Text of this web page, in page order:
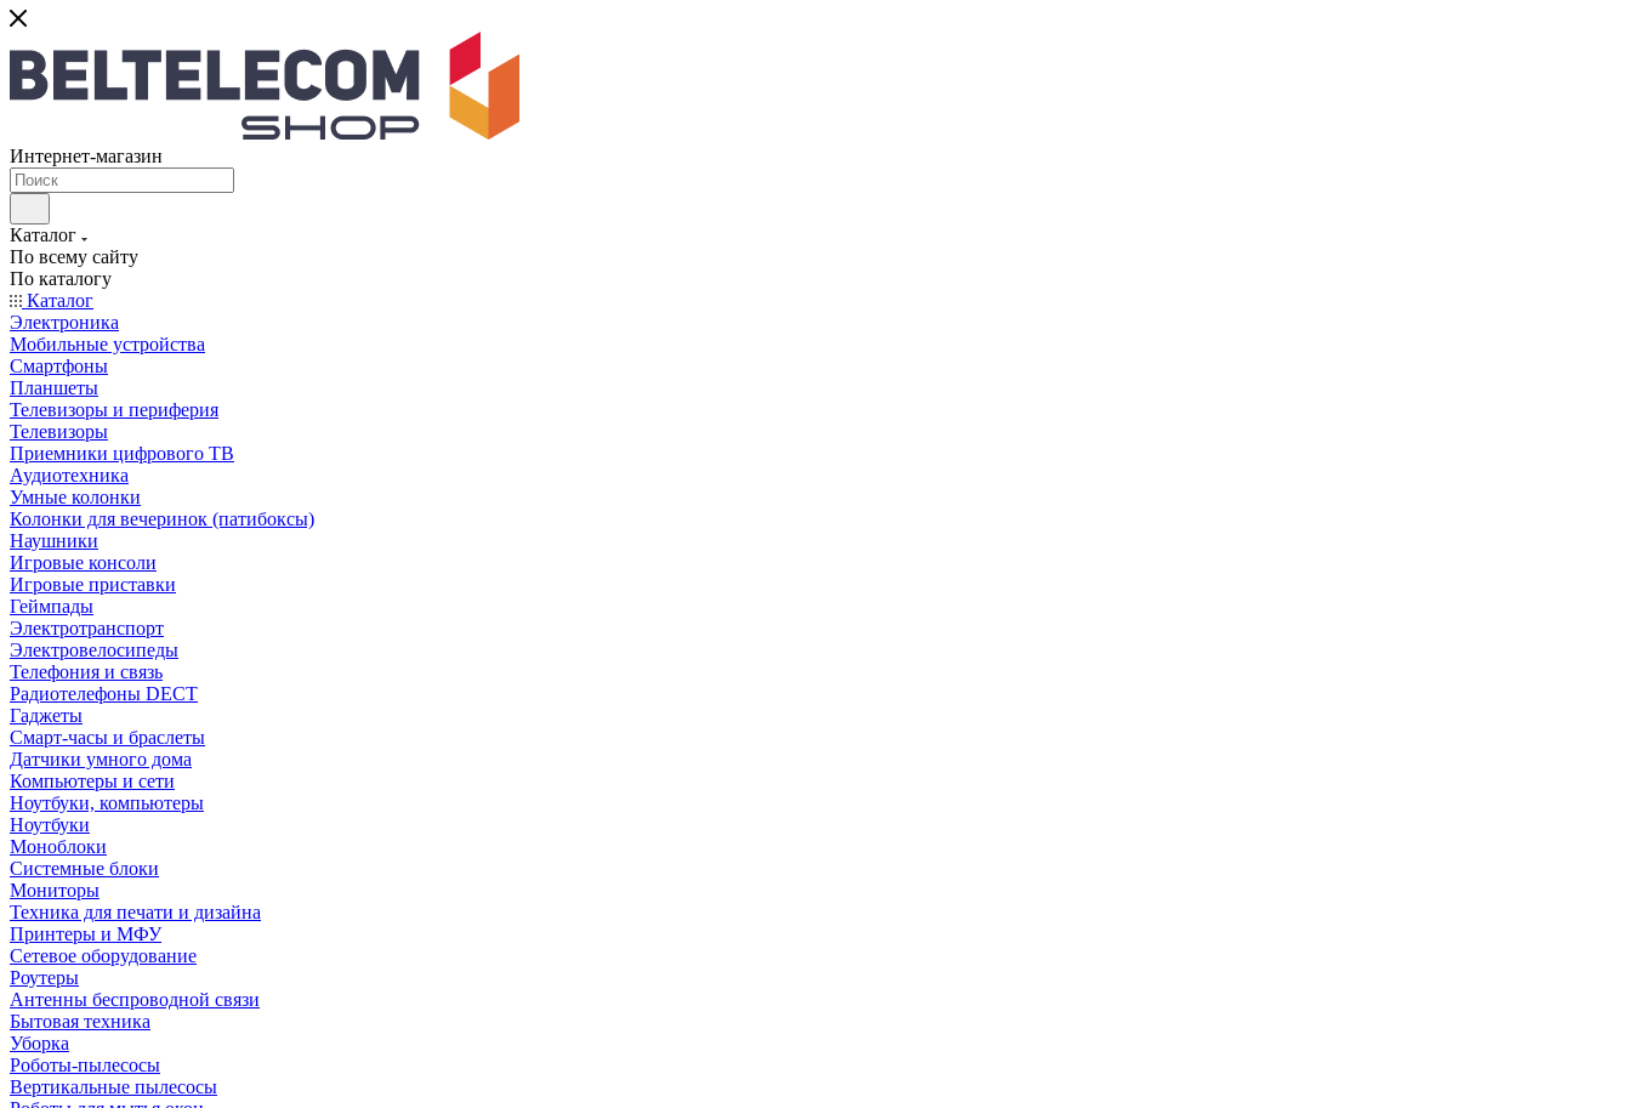
Интернет-магазин
Каталог
По всему сайту
По каталогу
Каталог
Электроника
Мобильные устройства
Смартфоны
Планшеты
Телевизоры и периферия
Телевизоры
Приемники цифрового ТВ
Аудиотехника
Умные колонки
Колонки для вечеринок (патибоксы)
Наушники
Игровые консоли
Игровые приставки
Геймпады
Электротранспорт
Электровелосипеды
Телефония и связь
Радиотелефоны DECT
Гаджеты
Смарт-часы и браслеты
Датчики умного дома
Компьютеры и сети
Ноутбуки, компьютеры
Ноутбуки
Моноблоки
Системные блоки
Мониторы
Техника для печати и дизайна
Принтеры и МФУ
Сетевое оборудование
Роутеры
Антенны беспроводной связи
Бытовая техника
Уборка
Роботы-пылесосы
Вертикальные пылесосы